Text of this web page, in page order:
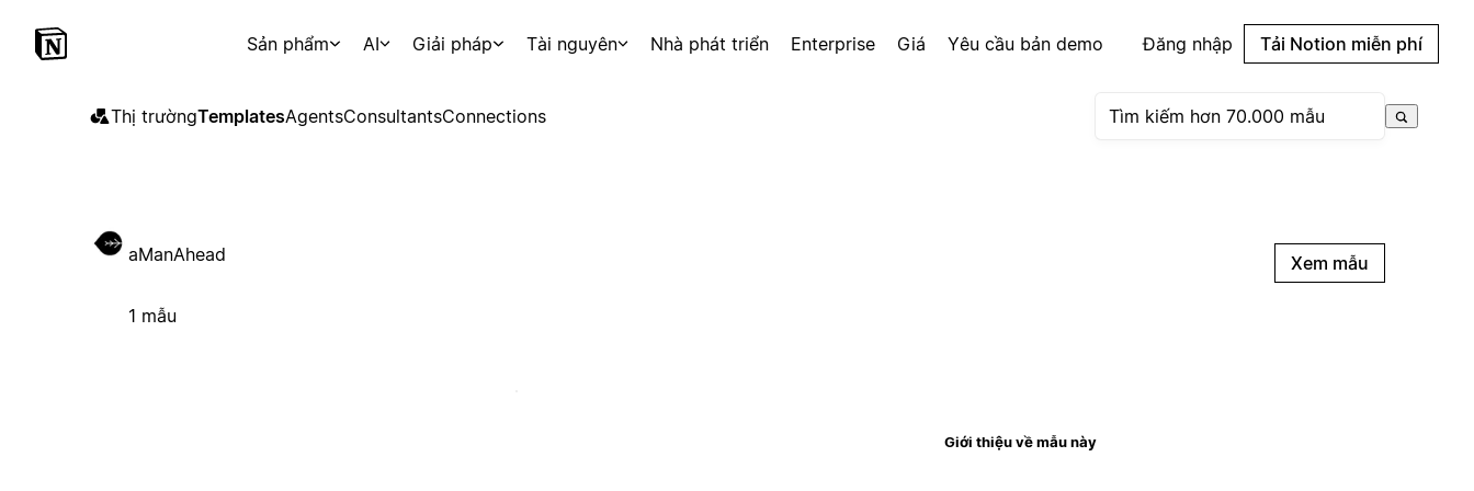
Sản phẩm AI Giải pháp Tài nguyên Nhà phát triển Enterprise Giá Yêu cầu bản demo Đăng nhập Tải Notion miễn phí
Thị trườngTemplatesAgentsConsultantsConnections
aManAhead
1 mẫu
Xem mẫu
Giới thiệu về mẫu này